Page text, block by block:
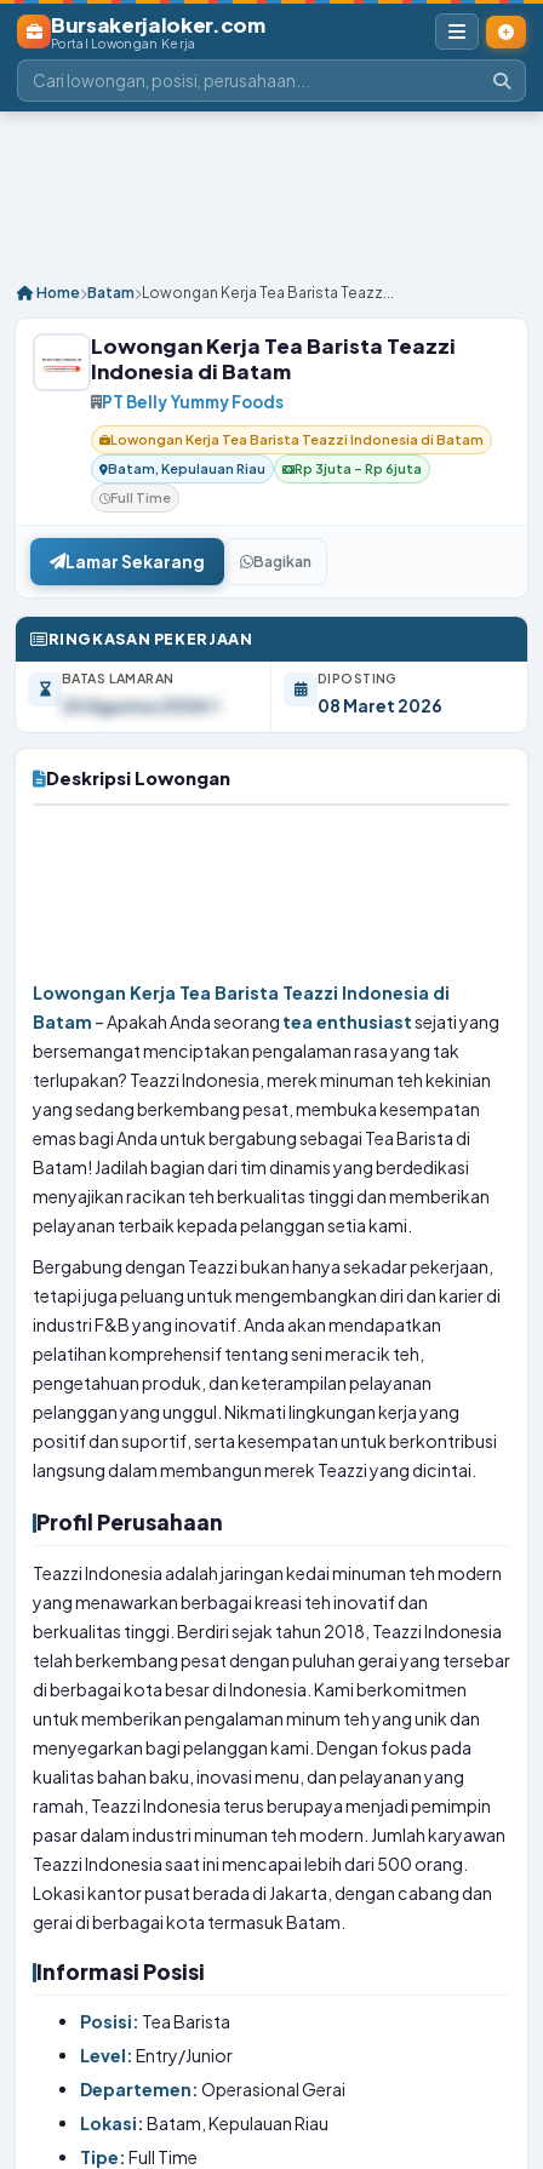
Bursakerjaloker.com
Portal Lowongan Kerja
Home Batam Lowongan Kerja Tea Barista Teazz...
Lowongan Kerja Tea Barista Teazzi
Indonesia di Batam
PT Belly Yummy Foods
Lowongan Kerja Tea Barista Teazzi Indonesia di Batam
Batam, Kepulauan Riau
Rp 3juta – Rp 6juta
Full Time
Lamar Sekarang Bagikan
RINGKASAN PEKERJAAN
BATAS LAMARAN
24 Agustus 2026
DIPOSTING
08 Maret 2026
Deskripsi Lowongan
Lowongan Kerja Tea Barista Teazzi Indonesia di
Batam – Apakah Anda seorang tea enthusiastsejati yang
bersemangat menciptakan pengalaman rasa yang tak
terlupakan? Teazzi Indonesia, merek minuman teh kekinian
yang sedang berkembang pesat, membuka kesempatan
emas bagi Anda untuk bergabung sebagai Tea Barista di
Batam! Jadilah bagian dari tim dinamis yang berdedikasi
menyajikan racikan teh berkualitas tinggi dan memberikan
pelayanan terbaik kepada pelanggan setia kami.
Bergabung dengan Teazzi bukan hanya sekadar pekerjaan,
tetapi juga peluang untuk mengembangkan diri dan karier di
industri F&B yang inovatif. Anda akan mendapatkan
pelatihan komprehensif tentang seni meracik teh,
pengetahuan produk, dan keterampilan pelayanan
pelanggan yang unggul. Nikmati lingkungan kerja yang
positif dan suportif, serta kesempatan untuk berkontribusi
langsung dalam membangun merek Teazzi yang dicintai.
Profil Perusahaan
Teazzi Indonesia adalah jaringan kedai minuman teh modern
yang menawarkan berbagai kreasi teh inovatif dan
berkualitas tinggi. Berdiri sejak tahun 2018, Teazzi Indonesia
telah berkembang pesat dengan puluhan gerai yang tersebar
di berbagai kota besar di Indonesia. Kami berkomitmen
untuk memberikan pengalaman minum teh yang unik dan
menyegarkan bagi pelanggan kami. Dengan fokus pada
kualitas bahan baku, inovasi menu, dan pelayanan yang
ramah, Teazzi Indonesia terus berupaya menjadi pemimpin
pasar dalam industri minuman teh modern. Jumlah karyawan
Teazzi Indonesia saat ini mencapai lebih dari 500 orang.
Lokasi kantor pusat berada di Jakarta, dengan cabang dan
gerai di berbagai kota termasuk Batam.
Informasi Posisi
Posisi: Tea Barista
Level: Entry/Junior
Departemen: Operasional Gerai
Lokasi: Batam, Kepulauan Riau
Tipe: Full Time